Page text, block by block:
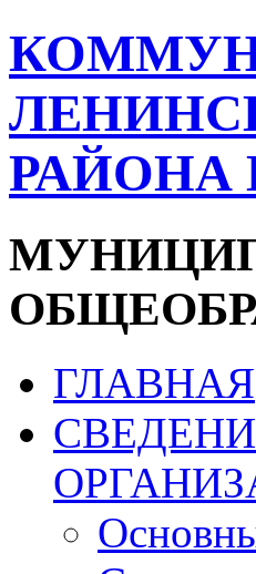
РАЙОНА
ГЛАВНАЯ